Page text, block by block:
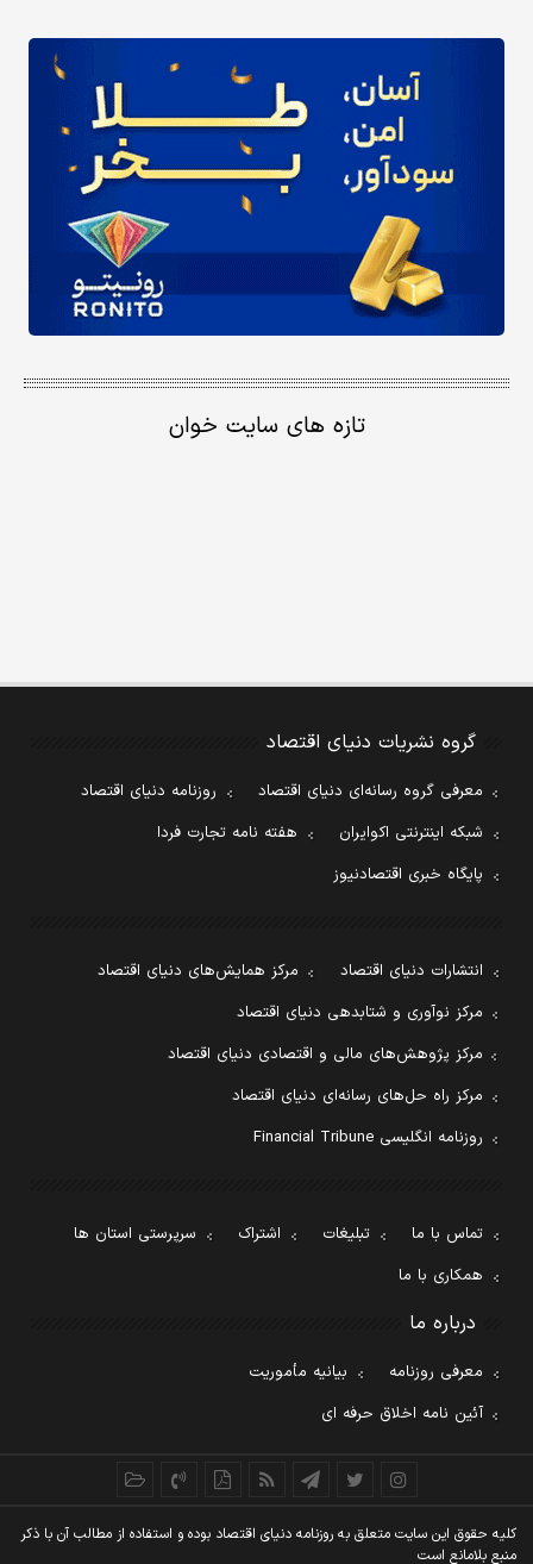
تازه های سایت خوان
گروه نشریات دنیای اقتصاد
معرفی گروه رسانه‌ای دنیای اقتصاد
روزنامه دنیای اقتصاد
شبکه اینترنتی اکوایران
هفته نامه تجارت فردا
پایگاه خبری اقتصادنیوز
انتشارات دنیای اقتصاد
مرکز همایش‌های دنیای اقتصاد
مرکز نوآوری و شتابدهی دنیای اقتصاد
مرکز پژوهش‌های مالی و اقتصادی دنیای اقتصاد
مرکز راه حل‌های رسانه‌ای دنیای اقتصاد
روزنامه انگلیسی Financial Tribune
تماس با ما تبلیغات اشتراک
سرپرستی استان ها
همکاری با ما
درباره ما
معرفی روزنامه
بیانیه مأموریت
آئین نامه اخلاق حرفه ای
کليه حقوق اين سايت متعلق به روزنامه دنيای اقتصاد بوده و استفاده از مطالب آن با ذکر
منبع بلامانع است